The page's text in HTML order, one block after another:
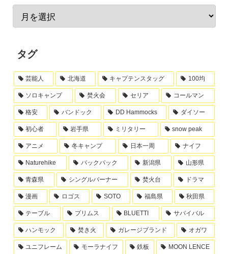
タグ
芸能人 北海道 キャプテンスタッグ 100均
ソロキャンプ 焚火会 セリア コールマン
格安 バンドック DD Hammocks ダイソー
初心者 岩手県 ミリタリー snow peak
アニメ 冬キャンプ 日本一周 ナイフ
Naturehike バックパック 新潟県 山形県
青森県 シングルバーナー 焚火台 ドラマ
漫画 ロゴス SOTO 福島県 秋田県
テーブル プリムス BLUETTI サバイバル
ハンモック 焚き火 ガレージブランド オガワ
ユニフレーム モーラナイフ 鉄板 MOON LENCE